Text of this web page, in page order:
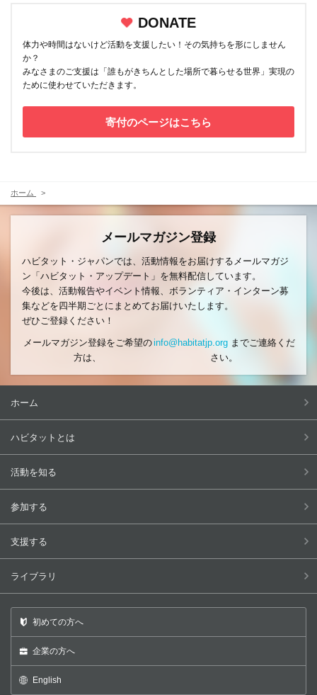
DONATE
体力や時間はないけど活動を支援したい！その気持ちを形にしません
か？
みなさまのご支援は「誰もがきちんとした場所で暮らせる世界」実現の
ために使わせていただきます。
寄付のページはこちら
ホーム
メールマガジン登録
ハビタット・ジャパンでは、活動情報をお届けするメールマガジ
ン「ハビタット・アップデート」を無料配信しています。
今後は、活動報告やイベント情報、ボランティア・インターン募
集などを四半期ごとにまとめてお届けいたします。
ぜひご登録ください！
メールマガジン登録をご希望の
方は、
info@habitatjp.orgまでご連絡くだ
さい。
ホーム
ハビタットとは
活動を知る
参加する
支援する
ライブラリ
初めての方へ
企業の方へ
English